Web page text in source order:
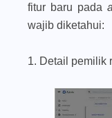
fitur baru pada
wajib diketahui:
1. Detail pemilik